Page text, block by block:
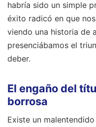
habría sido un simple
éxito radicó en que
viendo una historia de
presenciábamos el
deber.
El engaño del
borrosa
Existe un